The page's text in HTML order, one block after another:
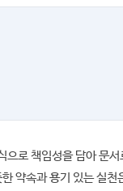
로 책임성을 담아 문
약속과 용기 있는 실천